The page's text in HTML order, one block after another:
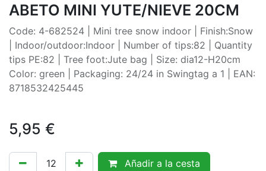
ABETO MINI YUTE/NIEVE 20CM
Code: 4-682524 | Mini tree snow indoor | Finish:Snow
| Indoor/outdoor:Indoor | Number of tips:82 | Quantity
tips PE:82 | Tree foot:Jute bag | Size: dia12-H20cm
Color: green | Packaging: 24/24 in Swingtag a 1 | EAN:
8718532425445
5,95 €
Añadir a la cesta